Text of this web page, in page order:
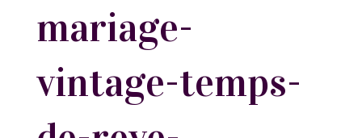
mariage-
vintage-temps-